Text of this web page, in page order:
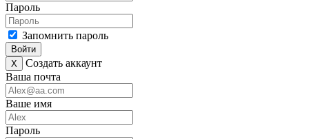
Пароль
Запомнить пароль
Войти
X
Создать аккаунт
Ваша почта
Ваше имя
Пароль